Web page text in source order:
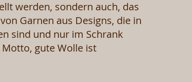
werden, sondern auch, das
Garnen aus Designs, die in
sind und nur im Schrank
gute Wolle ist